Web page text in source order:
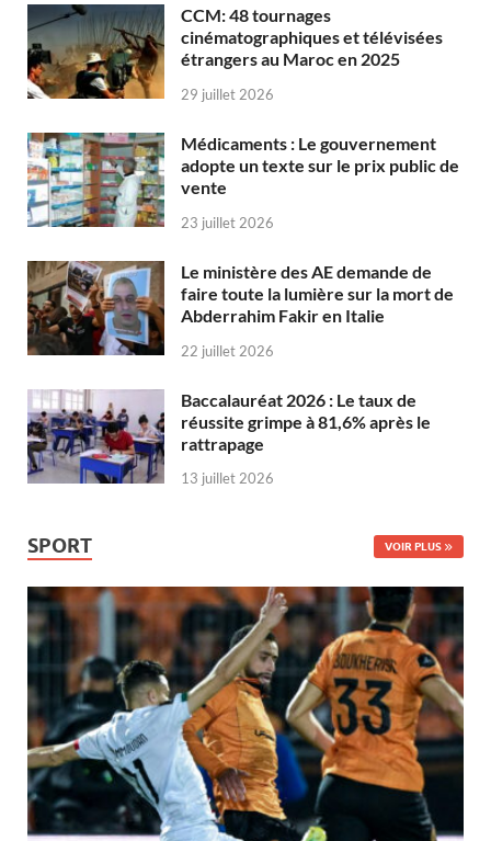
CCM: 48 tournages
cinématographiques et télévisées
étrangers au Maroc en 2025
29 juillet 2026
Médicaments : Le gouvernement
adopte un texte sur le prix public de
vente
23 juillet 2026
Le ministère des AE demande de
faire toute la lumière sur la mort de
Abderrahim Fakir en Italie
22 juillet 2026
Baccalauréat 2026 : Le taux de
réussite grimpe à 81,6% après le
rattrapage
13 juillet 2026
SPORT VOIR PLUS